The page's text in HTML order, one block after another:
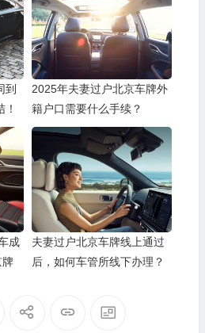
到
2025年夫妻过户北京车牌外
籍户口需要什么手续？
成
牌
夫妻过户北京车牌线上通过
后，如何车管所线下办理？